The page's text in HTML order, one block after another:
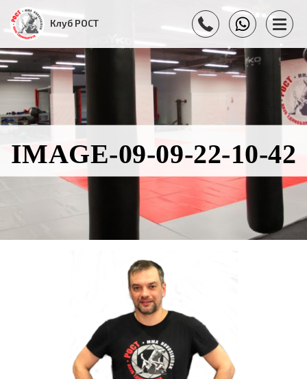
Клуб РОСТ
IMAGE-09-09-22-10-42